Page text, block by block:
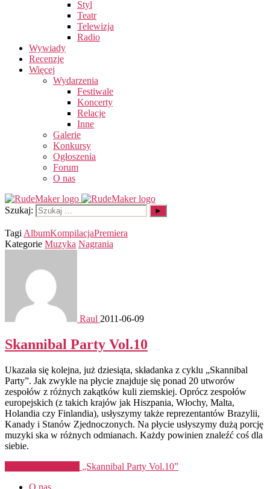
Styl
Teatr
Telewizja
Radio
Wywiady
Recenzje
Więcej
Wydarzenia
Festiwale
Koncerty
Relacje
Inne
Galerie
Konkursy
Ogłoszenia
Forum
O nas
Szukaj:
Tagi AlbumKompilacjaPremiera
Kategorie Muzyka Nagrania
Raul 2011-06-09
Skannibal Party Vol.10
Ukazała się kolejna, już dziesiąta, składanka z cyklu „Skannibal
Party”. Jak zwykle na płycie znajduje się ponad 20 utworów
zespołów z różnych zakątków kuli ziemskiej. Oprócz zespołów
europejskich (z takich krajów jak Hiszpania, Włochy, Malta,
Holandia czy Finlandia), usłyszymy także reprezentantów Brazylii,
Kanady i Stanów Zjednoczonych. Na płycie usłyszymy dużą porcję
muzyki ska w różnych odmianach. Każdy powinien znaleźć coś dla
siebie.
„Skannibal Party Vol.10”
O nas